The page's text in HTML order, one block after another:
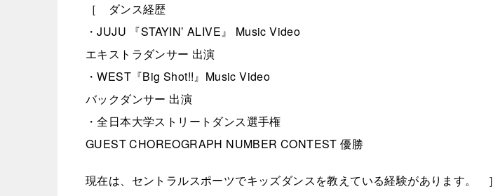
［ ダンス経歴
・JUJU 『STAYIN’ ALIVE』 Music Video
エキストラダンサー 出演
・WEST『Big Shot!!』Music Video
バックダンサー 出演
・全日本大学ストリートダンス選手権
GUEST CHOREOGRAPH NUMBER CONTEST 優勝
現在は、セントラルスポーツでキッズダンスを教えている経験があります。 ］